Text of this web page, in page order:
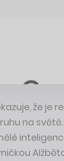
že
na